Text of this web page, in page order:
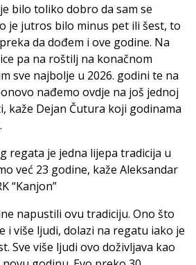
bilo toliko dobro da sam se
je jutros bilo minus pet ili šest, to
da dođem i ove godine. Na
pa na roštilj na konačnom
sve najbolje u 2026. godini te na
nađemo ovdje na još jednoj
kaže Dejan Čutura koji godinama
regata je jedna lijepa tradicija u
već 23 godine, kaže Aleksandar
“Kanjon”
napustili ovu tradiciju. Ono što
i više ljudi, dolazi na regatu iako je
Sve više ljudi ovo doživljava kao